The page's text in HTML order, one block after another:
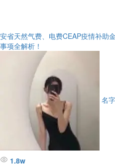
安省天然气费、电费CEAP疫情补助
事项全解析！
名
1.8w